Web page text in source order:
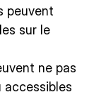
peuvent
sur le
ne pas
accessibles